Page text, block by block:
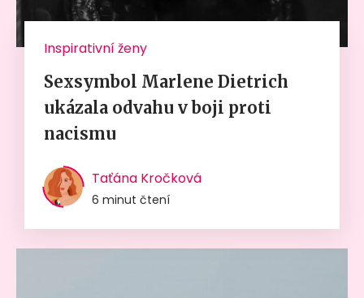
Inspirativní ženy
Sexsymbol Marlene Dietrich
ukázala odvahu v boji proti
nacismu
Taťána Kročková
6 minut čtení